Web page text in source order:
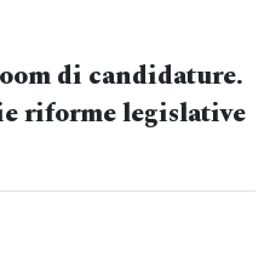
di candidature.
riforme legislative